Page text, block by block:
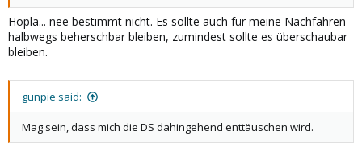
Hopla... nee bestimmt nicht. Es sollte auch für meine Nachfahren
halbwegs beherschbar bleiben, zumindest sollte es überschaubar
bleiben.
gunpie said:
Mag sein, dass mich die DS dahingehend enttäuschen wird.